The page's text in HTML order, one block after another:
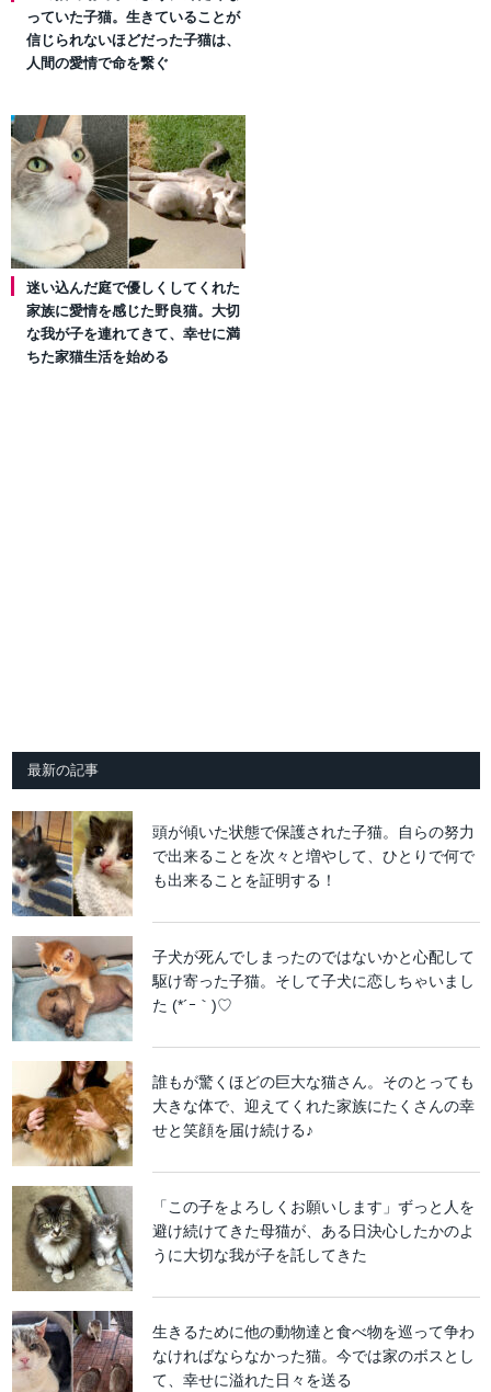
っていた子猫。生きていることが
信じられないほどだった子猫は、
人間の愛情で命を繋ぐ
迷い込んだ庭で優しくしてくれた
家族に愛情を感じた野良猫。大切
な我が子を連れてきて、幸せに満
ちた家猫生活を始める
最新の記事
頭が傾いた状態で保護された子猫。自らの努力
で出来ることを次々と増やして、ひとりで何で
も出来ることを証明する！
子犬が死んでしまったのではないかと心配して
駆け寄った子猫。そして子犬に恋しちゃいまし
た (*´ｰ｀)♡
誰もが驚くほどの巨大な猫さん。そのとっても
大きな体で、迎えてくれた家族にたくさんの幸
せと笑顔を届け続ける♪
「この子をよろしくお願いします」ずっと人を
避け続けてきた母猫が、ある日決心したかのよ
うに大切な我が子を託してきた
生きるために他の動物達と食べ物を巡って争わ
なければならなかった猫。今では家のボスとし
て、幸せに溢れた日々を送る